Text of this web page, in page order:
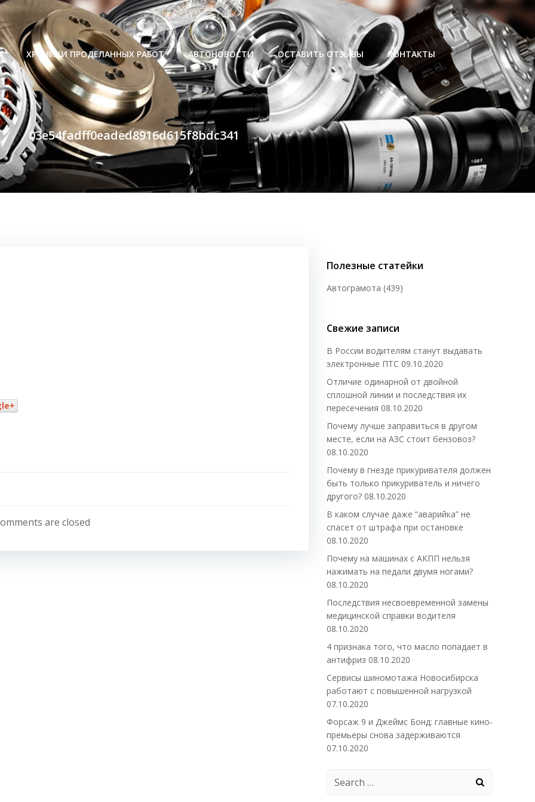
ХРОНИКИ ПРОДЕЛАННЫХ РАБОТ АВТОНОВОСТИ ОСТАВИТЬ ОТЗЫВЫ КОНТАКТЫ
03e54fadff0eaded8916d615f8bdc341
are closed
Полезные статейки
Автограмота (439)
Свежие записи
В России водителям станут выдавать
электронные ПТС 09.10.2020
Отличие одинарной от двойной
сплошной линии и последствия их
пересечения 08.10.2020
Почему лучше заправиться в другом
месте, если на АЗС стоит бензовоз?
08.10.2020
Почему в гнезде прикуривателя должен
быть только прикуриватель и ничего
другого? 08.10.2020
В каком случае даже “аварийка” не
спасет от штрафа при остановке
08.10.2020
Почему на машинах с АКПП нельзя
нажимать на педали двумя ногами?
08.10.2020
Последствия несвоевременной замены
медицинской справки водителя
08.10.2020
4 признака того, что масло попадает в
антифриз 08.10.2020
Сервисы шиномотажа Новосибирска
работают с повышенной нагрузкой
07.10.2020
Форсаж 9 и Джеймс Бонд: главные кино-
премьеры снова задерживаются
07.10.2020
Search